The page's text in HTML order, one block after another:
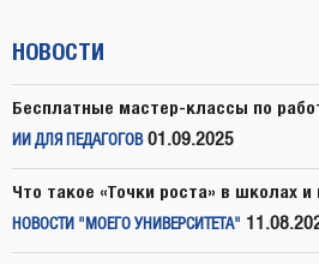
НОВОСТИ
Бесплатные мастер-классы по
ИИ ДЛЯ ПЕДАГОГОВ 01.09.2025
Что такое «Точки роста» в школах
НОВОСТИ "МОЕГО УНИВЕРСИТЕТА"